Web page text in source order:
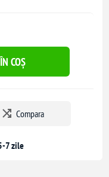
COȘ
Compara
7 zile